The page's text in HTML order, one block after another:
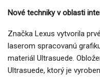
Nové techniky v oblasti
Značka Lexus vytvorila
laserom spracovanú
materiál Ultrasuede.
Ultrasuede, ktorý je